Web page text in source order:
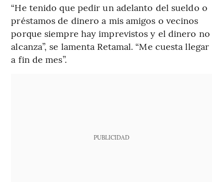
“He tenido que pedir un adelanto del sueldo o
préstamos de dinero a mis amigos o vecinos
porque siempre hay imprevistos y el dinero no
alcanza”, se lamenta Retamal. “Me cuesta llegar
a fin de mes”.
PUBLICIDAD